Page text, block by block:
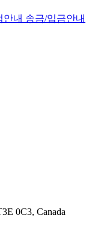
안내 송금/입금안내
0C3, Canada